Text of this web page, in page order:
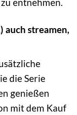
auch streamen,
die Serie
genießen
mit dem Kauf